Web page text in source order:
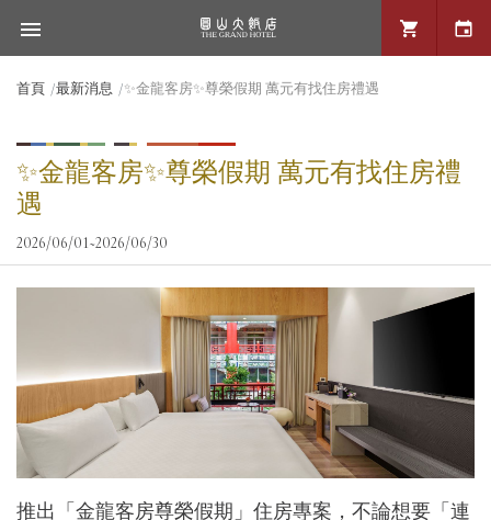
首頁 最新消息 ✨金龍客房✨尊榮假期 萬元有找住房禮遇
✨金龍客房✨尊榮假期 萬元有找住房禮
遇
2026/06/01~2026/06/30
推出「金龍客房尊榮假期」住房專案，不論想要「連